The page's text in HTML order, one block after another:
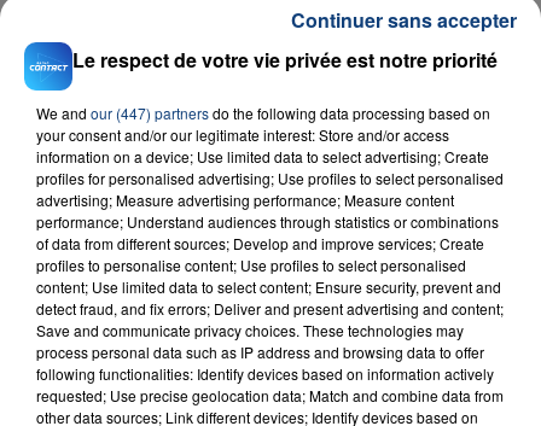
INCENDIE MORTEL À LENS : UNE FEMME ET
SON BÉBÉ ENTRE LA VIE ET LA...
Un homme s'est immolé par le feu après avoir
aspergé sa compagne et leur bébé de trois mois
d'un liquide inflammable.
20 juillet 2026
UNE ADOLESCENTE DEVANT SE FAIRE
OPÉRER DE LA CHEVILLE RESSORT DE LA...
La famille a porté plainte contre la clinique qui a
Le respect de votre vie privée est notre priorité
We and our (447) partnersdo the following data processing based on
your consent and/or our legitimate interest: Store and/or access
information on a device; Use limited data to select advertising; Create
profiles for personalised advertising; Use profiles to select personalised
advertising; Measure advertising performance; Measure content
performance; Understand audiences through statistics or combinations
of data from different sources; Develop and improve services; Create
profiles to personalise content; Use profiles to select personalised
content; Use limited data to select content; Ensure security, prevent and
detect fraud, and fix errors; Deliver and present advertising and content;
Save and communicate privacy choices. These technologies may
process personal data such as IP address and browsing data to offer
following functionalities: Identify devices based on information actively
requested; Use precise geolocation data; Match and combine data from
other data sources; Link different devices; Identify devices based on
Continuer sans accepter